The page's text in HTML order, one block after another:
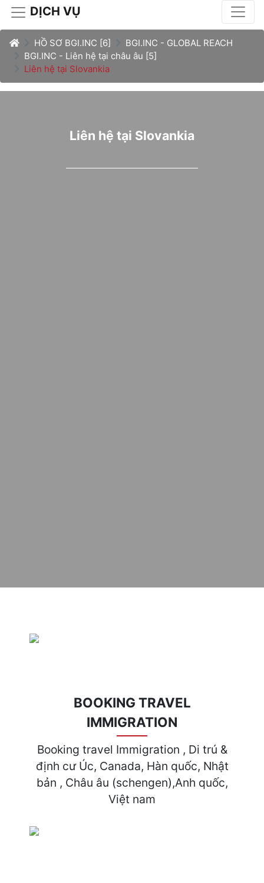
DỊCH VỤ
HỒ SƠ BGI.INC [6]
BGI.INC - GLOBAL REACH
BGI.INC - Liên hệ tại châu âu [5]
Liên hệ tại Slovankia
Liên hệ tại Slovankia
BOOKING TRAVEL
IMMIGRATION
Booking travel Immigration , Di trú &
định cư Úc, Canada, Hàn quốc, Nhật
bản , Châu âu (schengen),Anh quốc,
Việt nam